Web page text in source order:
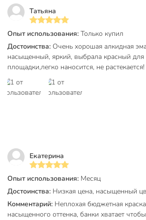
Бренд
Страна производства
Количество компонентов
Основа
Степень глянца
Особенности
Татьяна
Опыт использования: Только купил
Достоинства: Очень хорошая алкидная
насыщенный, яркий, выбрала красный для
площадки,легко наносится, не
Екатерина
Опыт использования: Месяц
Достоинства: Низкая цена, насыщенный
Комментарий: Неплохая бюджетная
насыщенного оттенка, банки хватает